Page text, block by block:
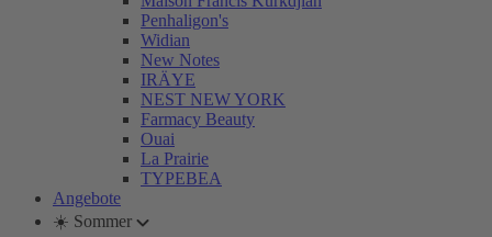
Penhaligon's
Widian
New Notes
IRÄYE
NEST NEW YORK
Farmacy Beauty
Ouai
La Prairie
TYPEBEA
Angebote
☀️ Sommer